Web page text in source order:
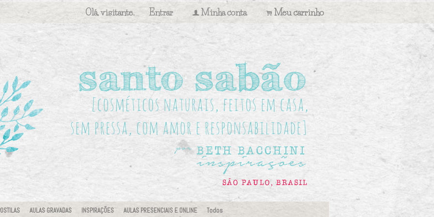
Olá, visitante. Entrar f Minha conta . Meu carrinho
AULAS GRAVADAS INSPIRAÇÕES AULAS PRESENCIAIS E ONLINE Todos